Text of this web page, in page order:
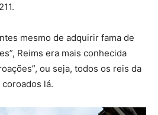
mesmo de adquirir fama de
Reims era mais conhecida
ou seja, todos os reis da
lá.